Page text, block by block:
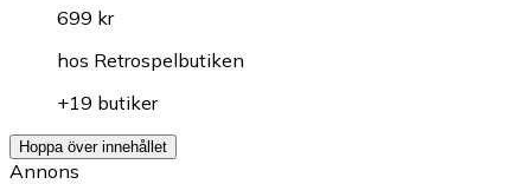
699 kr
hos Retrospelbutiken
+19 butiker
Hoppa över innehållet
Annons